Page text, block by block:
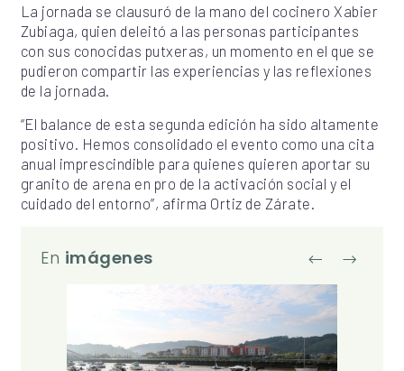
La jornada se clausuró de la mano del cocinero Xabier
Zubiaga, quien deleitó a las personas participantes
con sus conocidas putxeras, un momento en el que se
pudieron compartir las experiencias y las reflexiones
de la jornada.
“El balance de esta segunda edición ha sido altamente
positivo. Hemos consolidado el evento como una cita
anual imprescindible para quienes quieren aportar su
granito de arena en pro de la activación social y el
cuidado del entorno”, afirma Ortiz de Zárate.
En imágenes Proyecto